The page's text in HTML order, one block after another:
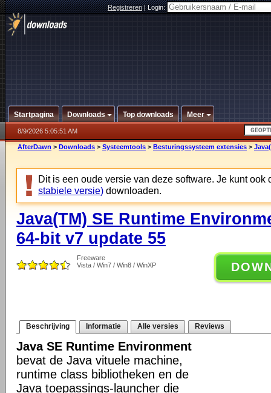
Registreren|Login:
Startpagina Downloads Top downloads Meer
8/9/2026 5:05:51 AM
AfterDawn > Downloads > Systeemtools > Besturingssysteem extensies >
Dit is een oude versie van deze software. Je kunt ook
stabiele versie) downloaden.
Java(TM) SE Runtime
64-bit v7 update 55
Freeware
Vista / Win7 / Win8 / WinXP
Beschrijving Informatie Alle versies Reviews
Java SE Runtime Environment
bevat de Java vituele machine,
runtime class bibliotheken en de
Java toepassings-launcher die